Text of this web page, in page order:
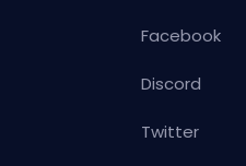
Facebook
Discord
Twitter